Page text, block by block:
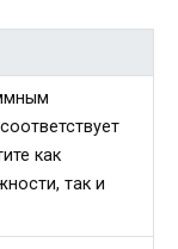
как
так и